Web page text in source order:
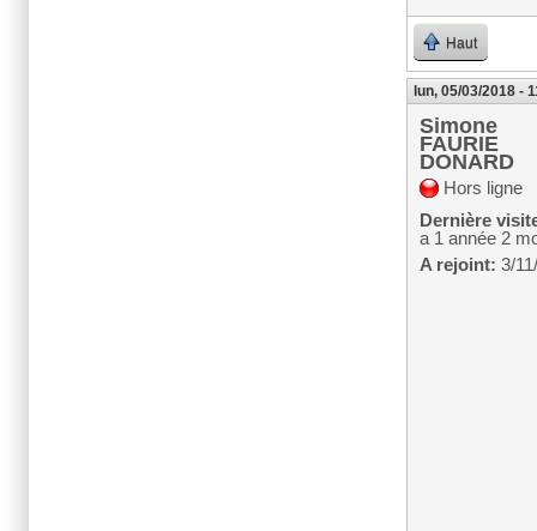
Haut
lun, 05/03/2018 -
Simone
FAURIE
DONARD
Hors ligne
Dernière
a 1 année 2
A rejoint: 3/